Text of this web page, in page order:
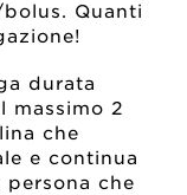
Quanti
durata
massimo 2
che
e continua
che